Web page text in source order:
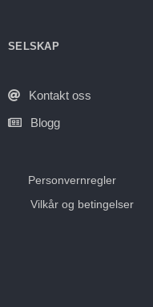
SELSKAP
Kontakt oss
Blogg
Personvernregler
Vilkår og betingelser